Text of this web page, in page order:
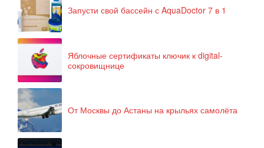
Запусти свой бассейн с AquaDoctor 7 в 1
Яблочные сертификаты ключик к digital-
сокровищнице
От Москвы до Астаны на крыльях самолёта